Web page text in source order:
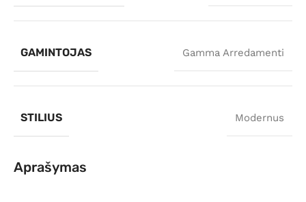
GAMINTOJAS Gamma Arredamenti
STILIUS Modernus
Aprašymas